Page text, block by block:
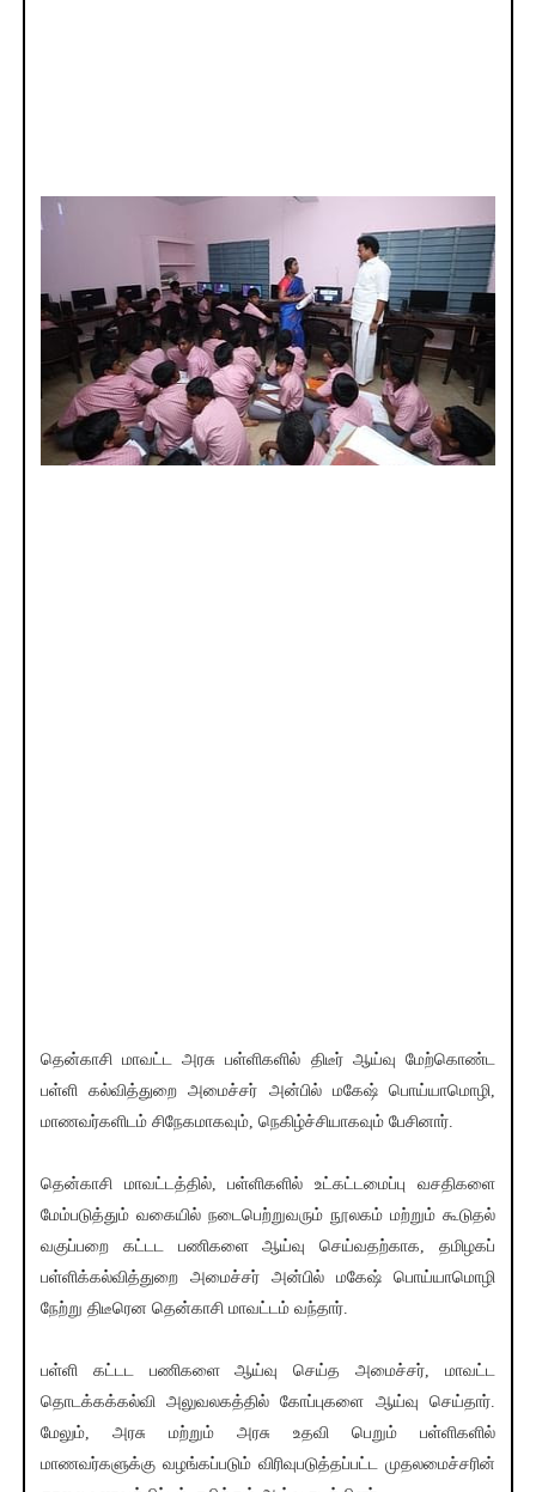
தென்காசி மாவட்ட அரசு பள்ளிகளில் திடீர் ஆய்வு மேற்கொண்ட
பள்ளி கல்வித்துறை அமைச்சர் அன்பில் மகேஷ் பொய்யாமொழி,
மாணவர்களிடம் சிநேகமாகவும், நெகிழ்ச்சியாகவும் பேசினார்.
தென்காசி மாவட்டத்தில், பள்ளிகளில் உட்கட்டமைப்பு வசதிகளை
மேம்படுத்தும் வகையில் நடைபெற்றுவரும் நூலகம் மற்றும் கூடுதல்
வகுப்பறை கட்டட பணிகளை ஆய்வு செய்வதற்காக, தமிழகப்
பள்ளிக்கல்வித்துறை அமைச்சர் அன்பில் மகேஷ் பொய்யாமொழி
நேற்று திடீரென தென்காசி மாவட்டம் வந்தார்.
பள்ளி கட்டட பணிகளை ஆய்வு செய்த அமைச்சர், மாவட்ட
தொடக்கக்கல்வி அலுவலகத்தில் கோப்புகளை ஆய்வு செய்தார்.
மேலும், அரசு மற்றும் அரசு உதவி பெறும் பள்ளிகளில்
மாணவர்களுக்கு வழங்கப்படும் விரிவுபடுத்தப்பட்ட முதலமைச்சரின்